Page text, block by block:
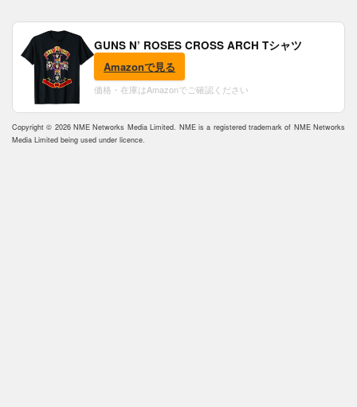
GUNS N’ ROSES CROSS ARCH Tシャツ
Amazonで見る
価格・在庫はAmazonでご確認ください
Copyright © 2026 NME Networks Media Limited. NME is a registered trademark of NME Networks
Media Limited being used under licence.